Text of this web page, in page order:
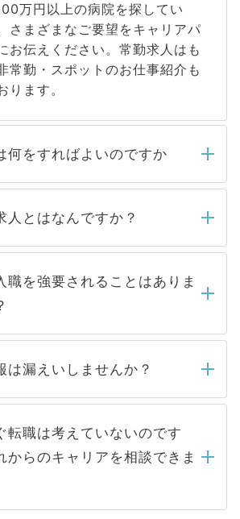
万円以上の病院を探してい
さまざまなご要望をキャリアパ
お伝えください。常勤求人はも
常勤・スポットのお仕事紹介も
ります。
何をすればよいのですか
だきましたら、弊社担当者がご
確認し、その後メールもしくは
、5営業日以内にはご連絡をせて
すので、しばらくお待ちくださ
人とはなんですか？
で取り扱っている求人の
は、Webサイトからご覧いただ
公開求人」です。非公開求人は
によって、一般には公開してい
を避けるため 人気のある医療機
てしまうと、応募が殺到する場
関が求める条件に合った人材の
介会社に依頼するケースが増え
職を強要されることはありま
を強要することは一切ありませ
仮に応募先から内定をいただい
る必要はありません。内定先へ
絡はキャリアパートナーが行い
は漏えいしませんか？
漏えいすることはありませんの
ください。当サイトからの登録
したご登録者様の個人情報は、
ャリアアップおよび転職活動の
に使用いたします。お預かりし
ての個人データはご本人の許可
転職は考えていないのです
からのキャリアを相談できま